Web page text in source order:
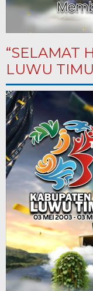
“SELAMAT
LUWU